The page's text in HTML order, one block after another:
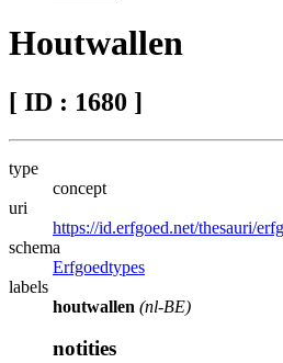
Houtwallen
[ ID : 1680 ]
type
concept
uri
https://id.erfgoed.net/thesauri/
schema
Erfgoedtypes
labels
houtwallen (nl-BE)
notities